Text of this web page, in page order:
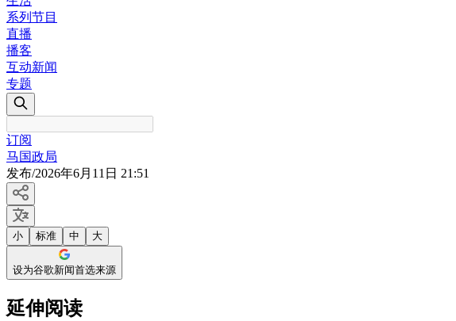
系列节目
直播
播客
互动新闻
专题
订阅
马国政局
发布/2026年6月11日 21:51
小 标准 中 大
设为谷歌新闻首选来源
延伸阅读